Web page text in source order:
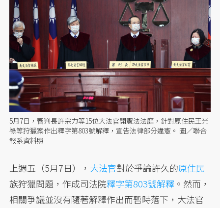
5月7日，審判長許宗力等15位大法官開憲法法庭，針對原住民王光
祿等狩獵案作出釋字第803號解釋，宣告法律部分違憲。 圖／聯合
報系資料照
上週五（5月7日）， 大法官對於爭論許久的原住民
族狩獵問題，作成司法院釋字第803號解釋 。然而，
相關爭議並沒有隨著解釋作出而暫時落下，大法官